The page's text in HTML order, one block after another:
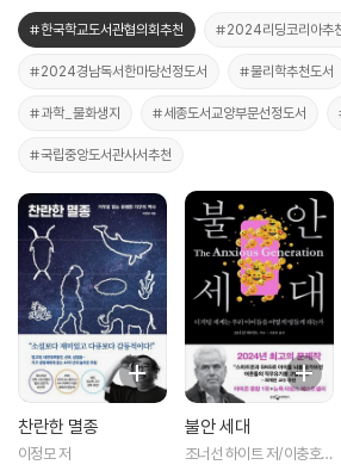
#한국학교도서관협의회추천 #2024리딩코리아추
#2024경남독서한마당선정도서 #물리학추천도서
#과학_물화생지 #세종도서교양부문선정도서
#국립중앙도서관사서추천
찬란한 멸종
이정모 저
불안 세대
조너선 하이트 저/이충호